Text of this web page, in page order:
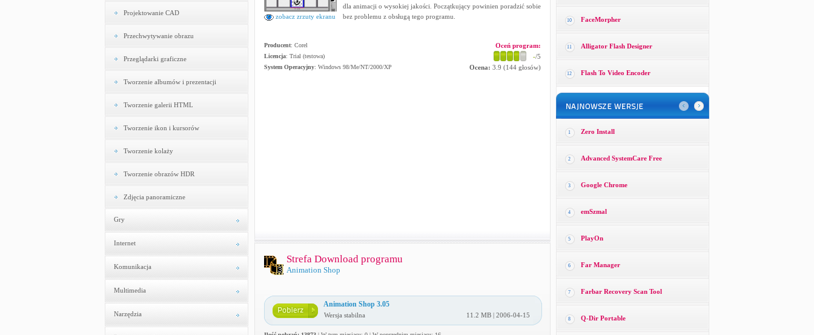
Projektowanie CAD
Przechwytywanie obrazu
Przeglądarki graficzne
Tworzenie albumów i prezentacji
Tworzenie galerii HTML
Tworzenie ikon i kursorów
Tworzenie kolaży
Tworzenie obrazów HDR
Zdjęcia panoramiczne
Gry
Internet
Komunikacja
Multimedia
Narzędzia
zobacz zrzuty ekranu
dla animacji o wysokiej jakości. Początkujący powinien poradzić sobie
bez problemu z obsługą tego programu.
Producent: Corel
Licencja: Trial (testowa)
System Operacyjny: Windows 98/Me/NT/2000/XP
Oceń program:
-/5
Ocena: 3.9 (144głosów)
Strefa Download programu
Animation Shop
Animation Shop 3.05
Wersja stabilna 11.2 MB | 2006-04-15
10 FaceMorpher
11 Alligator Flash Designer
12 Flash To Video Encoder
1 Zero Install
2 Advanced SystemCare Free
3 Google Chrome
4 emSzmal
5 PlayOn
6 Far Manager
7 Farbar Recovery Scan Tool
8 Q-Dir Portable